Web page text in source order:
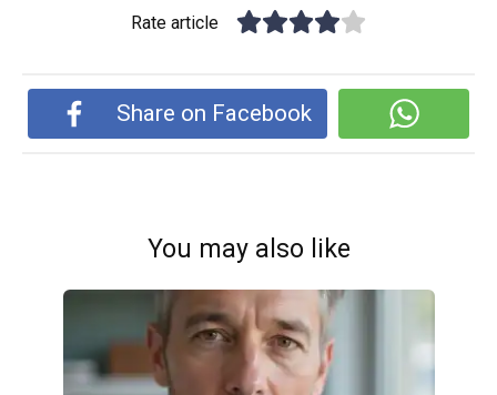
Rate article
Share on Facebook
You may also like